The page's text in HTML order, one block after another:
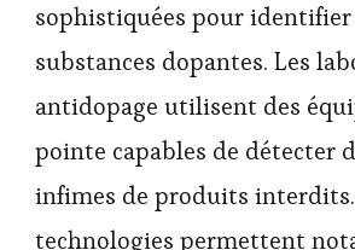
sophistiquées pour identifier
substances dopantes. Les
antidopage utilisent des
pointe capables de détecter
infimes de produits interdits.
technologies permettent